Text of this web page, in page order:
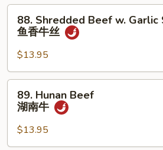
牛
Shredded
Beef
Garlic
Sauce
88. Shredded Beef w. Garlic
鱼香牛丝
$13.95
Hunan
Beef
南
89. Hunan Beef
湖南牛
$13.95